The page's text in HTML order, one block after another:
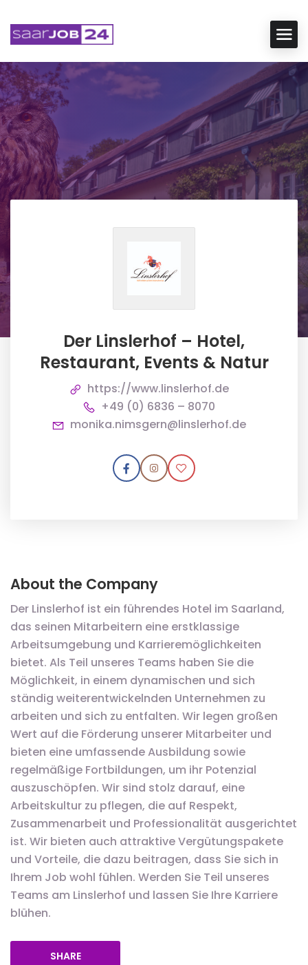
Der Linslerhof – Hotel,
Restaurant, Events & Natur
https://www.linslerhof.de
+49 (0) 6836 – 8070
monika.nimsgern@linslerhof.de
About the Company
Der Linslerhof ist ein führendes Hotel im Saarland,
das seinen Mitarbeitern eine erstklassige
Arbeitsumgebung und Karrieremöglichkeiten
bietet. Als Teil unseres Teams haben Sie die
Möglichkeit, in einem dynamischen und sich
ständig weiterentwickelnden Unternehmen zu
arbeiten und sich zu entfalten. Wir legen großen
Wert auf die Förderung unserer Mitarbeiter und
bieten eine umfassende Ausbildung sowie
regelmäßige Fortbildungen, um ihr Potenzial
auszuschöpfen. Wir sind stolz darauf, eine
Arbeitskultur zu pflegen, die auf Respekt,
Zusammenarbeit und Professionalität ausgerichtet
ist. Wir bieten auch attraktive Vergütungspakete
und Vorteile, die dazu beitragen, dass Sie sich in
Ihrem Job wohl fühlen. Werden Sie Teil unseres
Teams am Linslerhof und lassen Sie Ihre Karriere
blühen.
SHARE